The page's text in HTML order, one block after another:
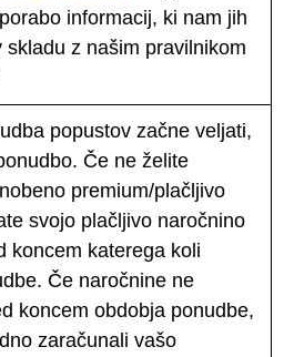
informacij, ki nam jih
skladu z našim pravilnikom
popustov začne veljati,
Če ne želite
premium/plačljivo
svojo plačljivo naročnino
koncem katerega koli
Če naročnine ne
koncem obdobja ponudbe,
zaračunali vašo